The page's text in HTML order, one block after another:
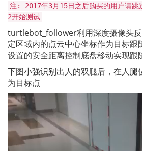
注: 2017年3月15日之后购买的用户请跳
2开始测试
turtlebot_follower利用深度摄像头
定区域内的点云中心坐标作为目标跟
设置的安全距离控制底盘移动实现跟
下图小强识别出人的双腿后，在人腿
为目标点